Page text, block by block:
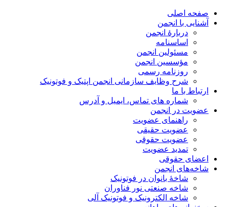
صفحه اصلی
آشنایی با انجمن
دربارۀ انجمن
اساسنامه
مسئولین انجمن
مؤسسین انجمن
روزنامه رسمی
شرح وظایف سازمانی انجمن اپتیک و فوتونیک
ارتباط با ما
شماره های تماس، ایمیل و آدرس
عضویت در انجمن
راهنمای عضویت
عضویت حقیقی
عضویت حقوقی
تمدید عضویت
اعضای حقوقی
شاخه‌های انجمن
شاخۀ بانوان در فوتونیک
شاخه صنعتی نور فناوران
شاخه‌ الکترونیک و فوتونیک آلی